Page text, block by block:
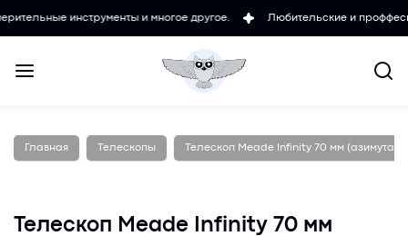
инструменты и многое другое. Любительские и
Главная Телескопы Телескоп Meade Infinity 70 мм
Телескоп Meade Infinity 70 мм